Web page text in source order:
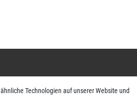
Technologien auf unserer Website und